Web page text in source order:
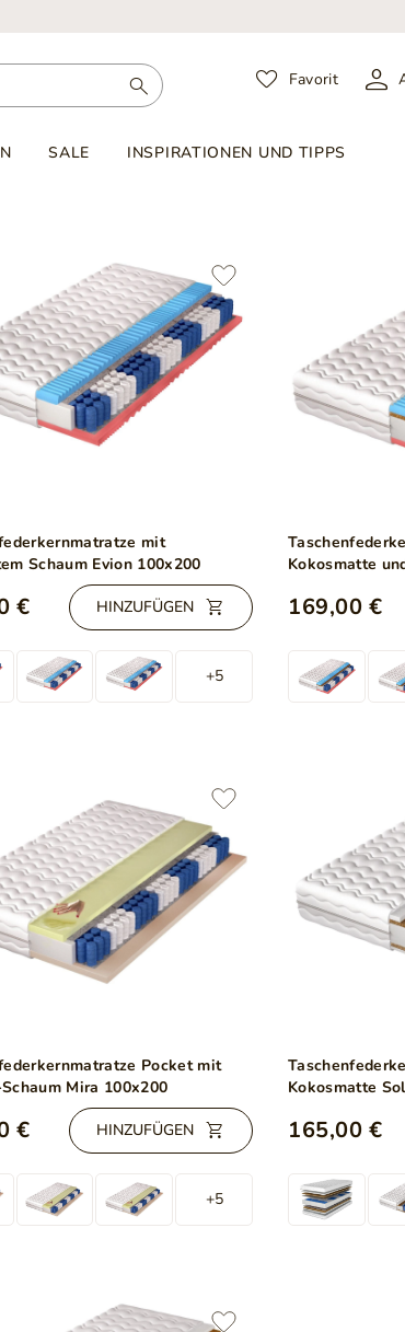
Favorit
SALE INSPIRATIONEN UND TIPPS
mit
Schaum Evion 100x200
€ HINZUFÜGEN
+5
Kokosmatte
169,00 €
Pocket mit
Mira 100x200
€ HINZUFÜGEN
+5
Kokosmatte
165,00 €